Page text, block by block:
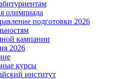
олимпиада
подготовки 2026
кампании
2026
курсы
институт